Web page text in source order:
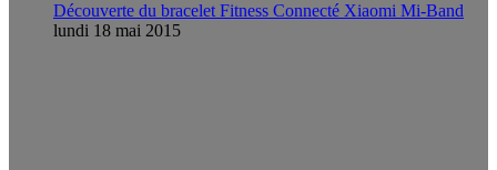
Découverte du bracelet Fitness Connecté Xiaomi Mi-Band
lundi 18 mai 2015